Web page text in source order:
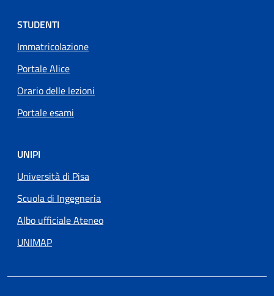
STUDENTI
Immatricolazione
Portale Alice
Orario delle lezioni
Portale esami
UNIPI
Università di Pisa
Scuola di Ingegneria
Albo ufficiale Ateneo
UNIMAP